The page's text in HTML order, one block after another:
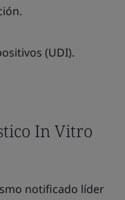
(UDI).
In Vitro
notificado líder